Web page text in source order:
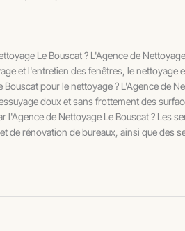
Le Bouscat ? L'Agence de
et l'entretien des fenêtres, le
pour le nettoyage ? L'Agence
doux et sans frottement des
l'Agence de Nettoyage Le Bouscat ?
de rénovation de bureaux, ainsi que des